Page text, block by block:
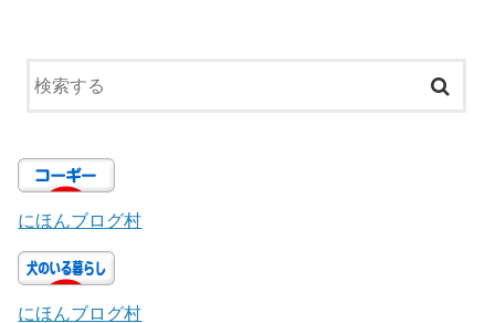
にほんブログ村
にほんブログ村